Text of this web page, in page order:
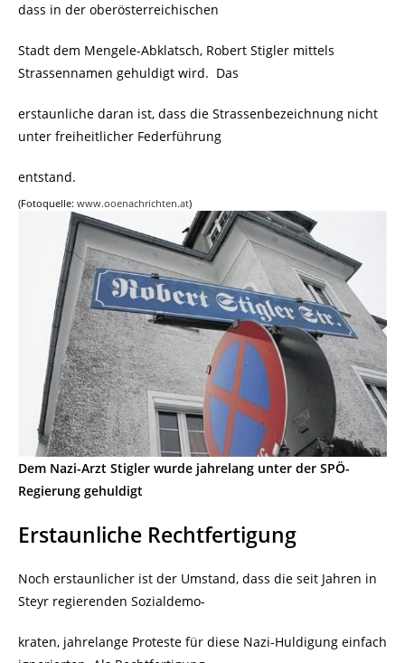
dass in der oberösterreichischen
Stadt dem Mengele-Abklatsch, Robert Stigler mittels
Strassennamen gehuldigt wird. Das
erstaunliche daran ist, dass die Strassenbezeichnung nicht
unter freiheitlicher Federführung
entstand.
(Fotoquelle: www.ooenachrichten.at)
Dem Nazi-Arzt Stigler wurde jahrelang unter der SPÖ-
Regierung gehuldigt
Erstaunliche Rechtfertigung
Noch erstaunlicher ist der Umstand, dass die seit Jahren in
Steyr regierenden Sozialdemo-
kraten, jahrelange Proteste für diese Nazi-Huldigung einfach